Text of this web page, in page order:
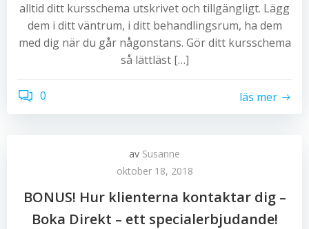
alltid ditt kursschema utskrivet och tillgängligt. Lägg
dem i ditt väntrum, i ditt behandlingsrum, ha dem
med dig när du går någonstans. Gör ditt kursschema
så lättläst […]
0 läs mer
av Susanne
oktober 18, 2018
BONUS! Hur klienterna kontaktar dig –
Boka Direkt – ett specialerbjudande!